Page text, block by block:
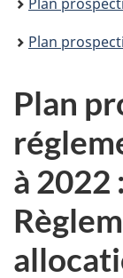
Plan prospectif de la
Plan
à